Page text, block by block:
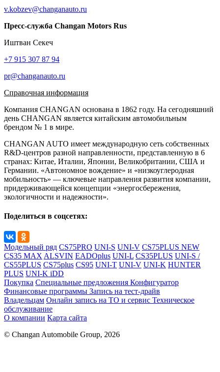
v.kobzev@changanauto.ru
Пресс-служба Changan Motors Rus
Иштван Секеч
+7 915 307 87 94
pr@changanauto.ru
Справочная информация
Компания CHANGAN основана в 1862 году. На сегодняшний
день CHANGAN является китайским автомобильным
брендом № 1 в мире.
CHANGAN AUTO имеет международную сеть собственных
R&D-центров разной направленности, представленную в 6
странах: Китае, Италии, Японии, Великобритании, США и
Германии. «Автономное вождение» и «низкоуглеродная
мобильность» — ключевые направления развития компании,
придерживающейся концепции «энергосбережения,
экологичности и надежности».
Поделиться в соцсетях:
Модельный ряд CS75PRO UNI-S UNI-V CS75PLUS NEW
CS35 MAX ALSVIN EADOplus UNI-L CS35PLUS UNI-S /
CS55PLUS CS75plus CS95 UNI-T UNI-V UNI-K HUNTER
PLUS UNI-K iDD
Покупка Специальные предложения Конфигуратор
Финансовые программы Запись на тест-драйв
Владельцам Онлайн запись на ТО и сервис Техническое
обслуживание
О компании Карта сайта
© Changan Automobile Group, 2026